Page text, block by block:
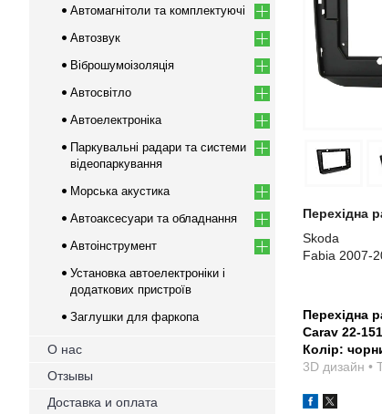
Перехідна
Skoda
Fabia 2007-
Перехідна
Carav 22-
Колір:
3D дизайн •
Автомагнітоли та комплектуючі
Автозвук
Віброшумоізоляція
Автосвітло
Автоелектроніка
Паркувальні радари та системи
відеопаркування
Морська акустика
Автоаксесуари та обладнання
Автоінструмент
Установка автоелектроніки і
додаткових пристроїв
Заглушки для фаркопа
О нас
Отзывы
Доставка и оплата